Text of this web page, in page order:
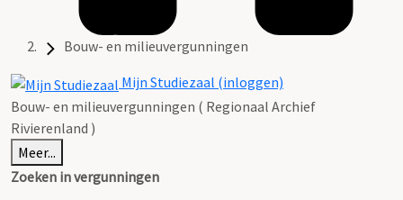
Bouw- en milieuvergunningen
Mijn Studiezaal (inloggen)
Bouw- en milieuvergunningen ( Regionaal Archief
Rivierenland )
Meer...
Zoeken in vergunningen